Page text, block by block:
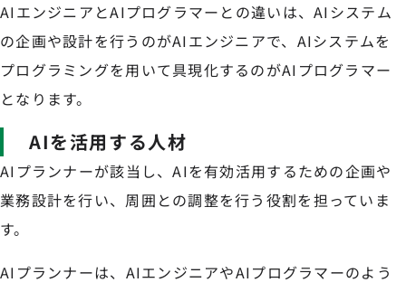
AIエンジニアとAIプログラマーとの違いは、AIシステム
の企画や設計を行うのがAIエンジニアで、AIシステムを
プログラミングを用いて具現化するのがAIプログラマー
となります。
AIを活用する人材
AIプランナーが該当し、AIを有効活用するための企画や
業務設計を行い、周囲との調整を行う役割を担っていま
す。
AIプランナーは、AIエンジニアやAIプログラマーのよう